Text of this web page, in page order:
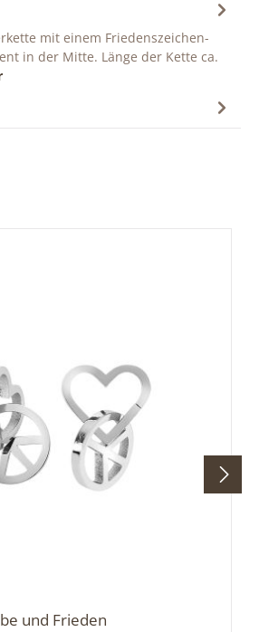
mit einem Friedenszeichen-
in der Mitte. Länge der Kette ca.
und Frieden